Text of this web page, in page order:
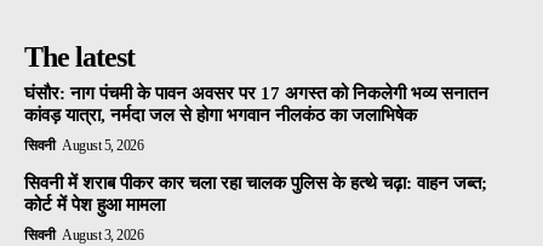
The latest
घंसौर: नाग पंचमी के पावन अवसर पर 17 अगस्त को निकलेगी भव्य सनातन
कांवड़ यात्रा, नर्मदा जल से होगा भगवान नीलकंठ का जलाभिषेक
सिवनी August 5, 2026
सिवनी में शराब पीकर कार चला रहा चालक पुलिस के हत्थे चढ़ा: वाहन जब्त;
कोर्ट में पेश हुआ मामला
सिवनी August 3, 2026